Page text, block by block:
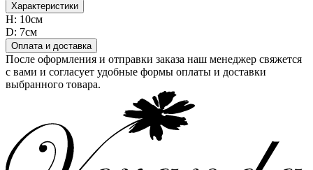
Характеристики
H: 10см
D: 7см
Оплата и доставка
После оформления и отправки заказа наш менеджер свяжется
с вами и согласует удобные формы оплаты и доставки
выбранного товара.